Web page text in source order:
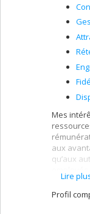
Mes
aux
qu’aux
Mes
pratiques
Lire
Profil